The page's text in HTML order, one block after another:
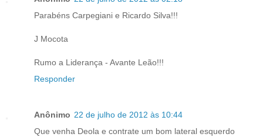
Parabéns Carpegiani e Ricardo Silva!!!
J Mocota
Rumo a Liderança - Avante Leão!!!
Responder
Anônimo 22 de julho de 2012 às 10:44
Que venha Deola e contrate um bom lateral esquerdo